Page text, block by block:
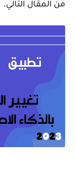
من المقال التالي.